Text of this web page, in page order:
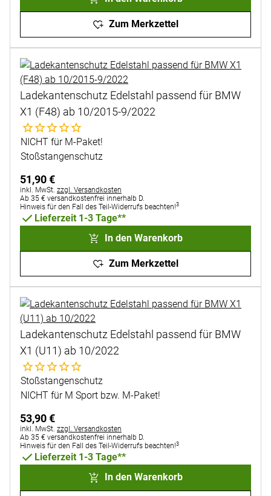
Zum Merkzettel
Ladekantenschutz Edelstahl passend für BMW
X1 (F48) ab 10/2015-9/2022
Noch keine Bewertungen abgegeben
NICHT für M-Paket!
Stoßstangenschutz
51,90€
Steuerhinweis:
inkl. MwSt. zzgl. Versandkosten
Ab 35 € versandkostenfrei innerhalb D.
Hinweis für den Fall des Teil-Widerrufs beachten!3
Lieferzeit 1-3 Tage**
In den Warenkorb
Zum Merkzettel
Ladekantenschutz Edelstahl passend für BMW
X1 (U11) ab 10/2022
Noch keine Bewertungen abgegeben
Stoßstangenschutz
NICHT für M Sport bzw. M-Paket!
53,90€
Steuerhinweis:
inkl. MwSt. zzgl. Versandkosten
Ab 35 € versandkostenfrei innerhalb D.
Hinweis für den Fall des Teil-Widerrufs beachten!3
Lieferzeit 1-3 Tage**
In den Warenkorb